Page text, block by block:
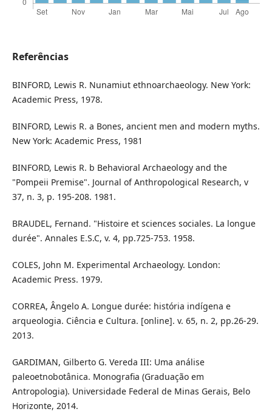
Referências
BINFORD, Lewis R. Nunamiut ethnoarchaeology. New York:
Academic Press, 1978.
BINFORD, Lewis R. a Bones, ancient men and modern myths.
New York: Academic Press, 1981
BINFORD, Lewis R. b Behavioral Archaeology and the
"Pompeii Premise". Journal of Anthropological Research, v
37, n. 3, p. 195-208. 1981.
BRAUDEL, Fernand. "Histoire et sciences sociales. La longue
durée". Annales E.S.C, v. 4, pp.725-753. 1958.
COLES, John M. Experimental Archaeology. London:
Academic Press. 1979.
CORREA, Ângelo A. Longue durée: história indígena e
arqueologia. Ciência e Cultura. [online]. v. 65, n. 2, pp.26-29.
2013.
GARDIMAN, Gilberto G. Vereda III: Uma análise
paleoetnobotânica. Monografia (Graduação em
Antropologia). Universidade Federal de Minas Gerais, Belo
Horizonte, 2014.